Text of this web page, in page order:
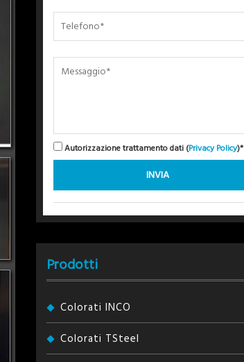
Autorizzazione trattamento dati (Privacy Policy)*
Prodotti
Colorati INCO
Colorati TSteel